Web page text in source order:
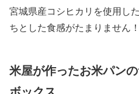
宮城県産コシヒカリを使用し
ちとした食感がたまりません！
米屋が作ったお米パン